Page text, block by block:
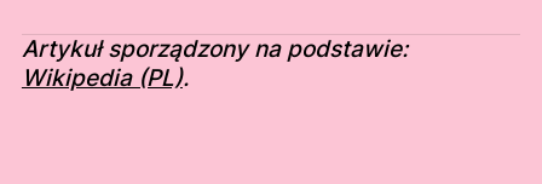
Artykuł sporządzony na podstawie:
Wikipedia (PL).